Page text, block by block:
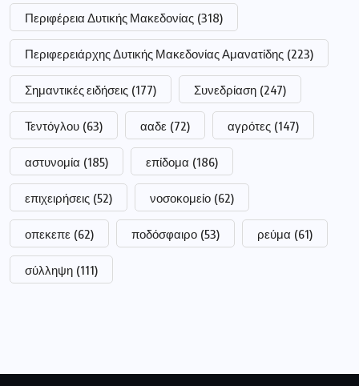
Περιφέρεια Δυτικής Μακεδονίας (318)
Περιφερειάρχης Δυτικής Μακεδονίας Αμανατίδης (223)
Σημαντικές ειδήσεις (177) Συνεδρίαση (247)
Τεντόγλου (63) ααδε (72) αγρότες (147)
αστυνομία (185) επίδομα (186)
επιχειρήσεις (52) νοσοκομείο (62)
οπεκεπε (62) ποδόσφαιρο (53) ρεύμα (61)
σύλληψη (111)